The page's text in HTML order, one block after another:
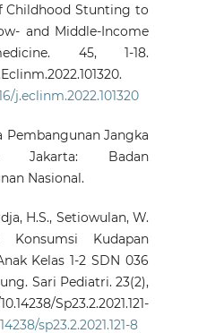
Childhood Stunting to
and Middle-Income
45, 1-18.
j.eclinm.2022.101320
Pembangunan Jangka
Jakarta: Badan
Nasional.
H.S., Setiowulan, W.
Konsumsi Kudapan
Kelas 1-2 SDN 036
Sari Pediatri. 23(2),
Sp23.2.2021.121-
sp23.2.2021.121-8